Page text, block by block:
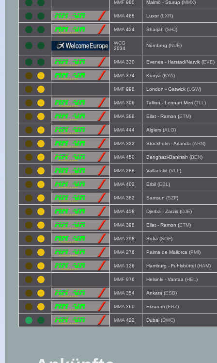
MMF 980 Malmö - Sturup (MMX)
MMA 488 Luxor (LXR)
MMA 424 Sharjah (SHJ)
WCG
2034
Nürnberg (NUE)
MMA 330 Evenes - Harstad/Narvik (EVE)
MMA 374 Konya (KYA)
MMF 998 London - Gatwick (LGW)
MMA 306 Tallinn - Lennart Meri (TLL )
MMA 388 Eilat - Ramon (ETM)
MMA 444 Algiers (ALG)
MMA 322 Stockholm - Arlanda (ARN)
MMA 450 Benghazi-Baninah (BEN)
MMA 288 Valladolid (VLL )
MMA 402 Erbil (EBL )
MMA 382 Samsun (SZF)
MMA 458 Djerba - Zarzis (DJE)
MMA 398 Eilat - Ramon (ETM)
MMA 298 Sofia (SOF)
MMA 276 Palma de Mallorca (PMI)
MMA 126 Hamburg - Fuhlsbüttel (HAM)
MMF 976 Helsinki - Vantaa (HEL )
MMA 354 Ankara (ESB)
MMA 360 Erzurum (ERZ)
MMA 422 Dubai (DWC)